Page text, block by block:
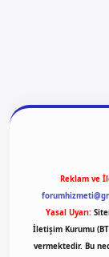
Reklam ve
Yasal Uyarı:
İletişim Kurumu
vermektedir. Bu